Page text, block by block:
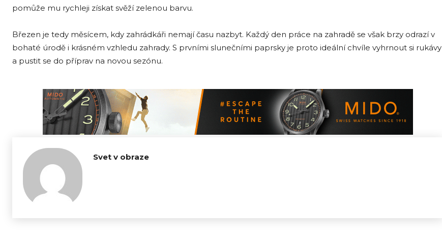
pomůže mu rychleji získat svěží zelenou barvu.
Březen je tedy měsícem, kdy zahrádkáři nemají času nazbyt. Každý den práce na zahradě se však brzy odrazí v
bohaté úrodě i krásném vzhledu zahrady. S prvními slunečními paprsky je proto ideální chvíle vyhrnout si rukávy
a pustit se do příprav na novou sezónu.
Svet v obraze